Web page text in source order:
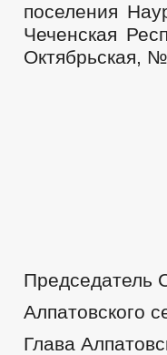
поселения
Чеченская
Октябрьская,
Председатель
Алпатовского
Глава